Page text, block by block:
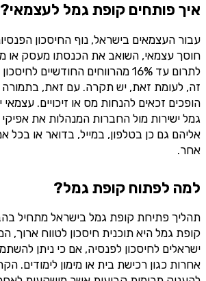
איך פותחים קופת גמל לעצמאי?
עבור העצמאים בישראל, נוף החיסכון
חוסך עצמאי, השואב את הכנסתו מעסק או
לתרום עד 16% מהרווחים החודשיים
זה, לעומת זאת, יש תקרה. עם זאת, בתמורה
הופכים זכאים להנחות מס או זיכויים.
גמל ישירות מול החברות המנהלות את אפיקי
אליהם גם כן בטלפון, במייל, בדואר או בכל
אחר.
למה לפתוח קופת גמל?
תהליך פתיחת קופת גמל בישראל מתחיל
קופת גמל היא תוכנית חיסכון לטווח
ישראלים לחיסכון לפנסיה, אם כי ניתן
אחרות כגון רכישת בית או מימון לימודים.